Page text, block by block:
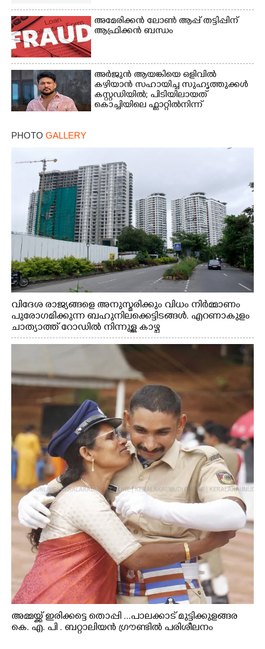
അമേരിക്കൻ ലോൺ ആപ്പ് തട്ടിപ്പിന്
ആഫ്രിക്കൻ ബന്ധം
അർജുൻ ആയങ്കിയെ ഒളിവിൽ
കഴിയാൻ സഹായിച്ച സുഹൃത്തുക്കൾ
കസ്റ്റഡിയിൽ; പിടിയിലായത്
കൊച്ചിയിലെ ഫ്ലാറ്റിൽനിന്ന്
PHOTO GALLERY
വിദേശ രാജ്യങ്ങളെ അനുസ്മരിക്കും വിധം നിർമ്മാണം
പുരോഗമിക്കുന്ന ബഹുനിലക്കെട്ടിടങ്ങൾ. എറണാകുളം
ചാത്യാത്ത് റോഡിൽ നിന്നുള്ള കാഴ്ച
അമ്മയ്ക്ക് ഇരിക്കട്ടെ തൊപ്പി ...പാലക്കാട് മുട്ടിക്കുളങ്ങര
കെ. എ. പി . ബറ്റാലിയൻ ഗ്രൗണ്ടിൽ പരിശീലനം
Copy Link